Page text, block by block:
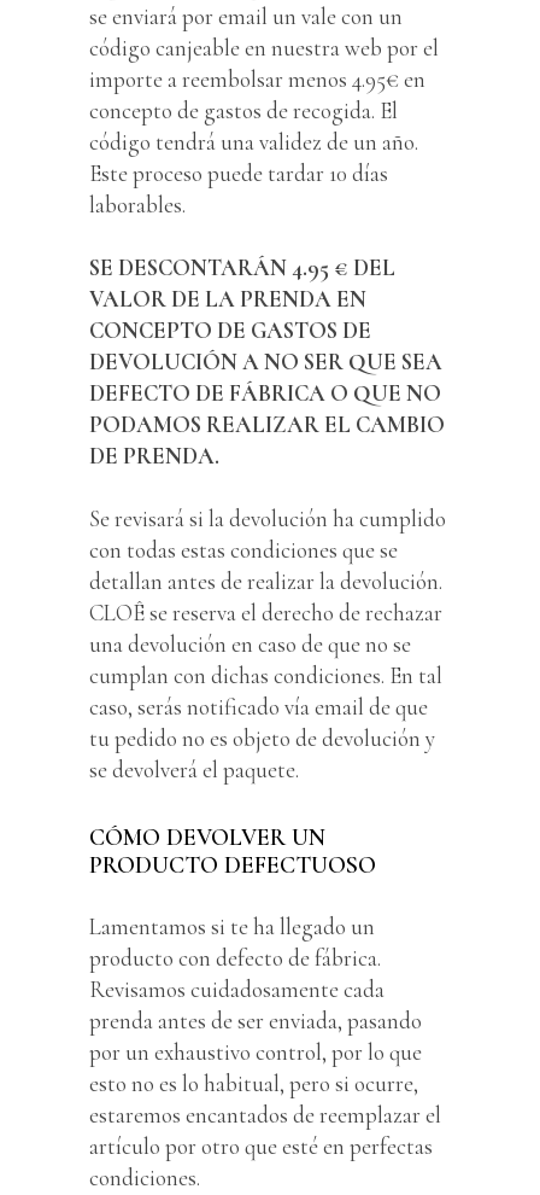
se enviará por email un vale con un
código canjeable en nuestra web por el
importe a reembolsar menos 4.95€ en
concepto de gastos de recogida. El
código tendrá una validez de un año.
Este proceso puede tardar 10 días
laborables.
SE DESCONTARÁN 4.95 € DEL
VALOR DE LA PRENDA EN
CONCEPTO DE GASTOS DE
DEVOLUCIÓN A NO SER QUE SEA
DEFECTO DE FÁBRICA O QUE NO
PODAMOS REALIZAR EL CAMBIO
DE PRENDA.
Se revisará si la devolución ha cumplido
con todas estas condiciones que se
detallan antes de realizar la devolución.
CLOÊ se reserva el derecho de rechazar
una devolución en caso de que no se
cumplan con dichas condiciones. En tal
caso, serás notificado vía email de que
tu pedido no es objeto de devolución y
se devolverá el paquete.
CÓMO DEVOLVER UN
PRODUCTO DEFECTUOSO
Lamentamos si te ha llegado un
producto con defecto de fábrica.
Revisamos cuidadosamente cada
prenda antes de ser enviada, pasando
por un exhaustivo control, por lo que
esto no es lo habitual, pero si ocurre,
estaremos encantados de reemplazar el
artículo por otro que esté en perfectas
condiciones.